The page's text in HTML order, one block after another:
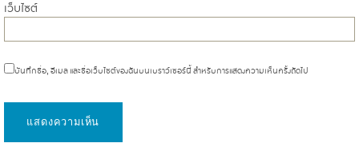
เว็บไซต์
บันทึกชื่อ, อีเมล และชื่อเว็บไซต์ของฉันบนเบราว์เซอร์นี้ สำหรับการแสดงความเห็นครั้งถัดไป